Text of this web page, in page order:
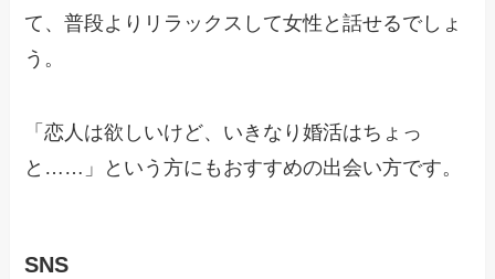
て、普段よりリラックスして女性と話せるでしょ
う。
「恋人は欲しいけど、いきなり婚活はちょっ
と……」という方にもおすすめの出会い方です。
SNS